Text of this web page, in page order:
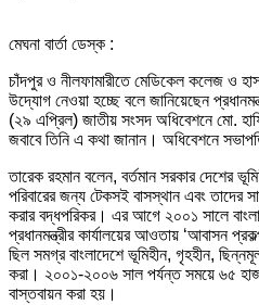
মেঘনা বার্তা ডেস্ক :
চাঁদপুর ও নীলফামারীতে মেডিকেল কলেজ ও
উদ্যোগ নেওয়া হচ্ছে বলে জানিয়েছেন
(২৯ এপ্রিল) জাতীয় সংসদ অধিবেশনে মো.
জবাবে তিনি এ কথা জানান। অধিবেশনে
তারেক রহমান বলেন, বর্তমান সরকার দেশের
পরিবারের জন্য টেকসই বাসস্থান এবং তাদের
করার বদ্ধপরিকর। এর আগে ২০০১ সালে
প্রধানমন্ত্রীর কার্যালয়ের আওতায় ‘আবাসন
ছিল সমগ্র বাংলাদেশে ভূমিহীন, গৃহহীন,
করা। ২০০১-২০০৬ সাল পর্যন্ত সময়ে ৬৫
বাস্তবায়ন করা হয়।